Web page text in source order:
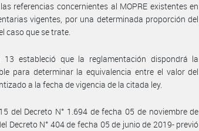
referencias concernientes al MOPRE existentes en
vigentes, por una determinada proporción del
caso que se trate.
estableció que la reglamentación dispondrá la
para determinar la equivalencia entre el valor del
a la fecha de vigencia de la citada ley.
del Decreto N° 1.694 de fecha 05 de noviembre de
Decreto N° 404 de fecha 05 de junio de 2019- previó